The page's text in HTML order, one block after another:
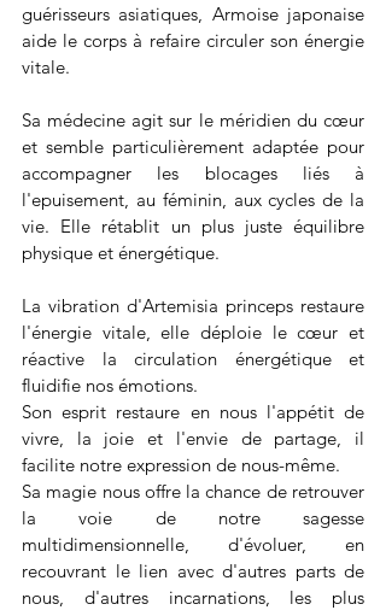
guérisseurs asiatiques, Armoise japonaise
aide le corps à refaire circuler son énergie
vitale.
Sa médecine agit sur le méridien du cœur
et semble particulièrement adaptée pour
accompagner les blocages liés à
l'epuisement, au féminin, aux cycles de la
vie. Elle rétablit un plus juste équilibre
physique et énergétique.
La vibration d'Artemisia princeps restaure
l'énergie vitale, elle déploie le cœur et
réactive la circulation énergétique et
fluidifie nos émotions.
Son esprit restaure en nous l'appétit de
vivre, la joie et l'envie de partage, il
facilite notre expression de nous-même.
Sa magie nous offre la chance de retrouver
la voie de notre sagesse
multidimensionnelle, d'évoluer, en
recouvrant le lien avec d'autres parts de
nous, d'autres incarnations, les plus